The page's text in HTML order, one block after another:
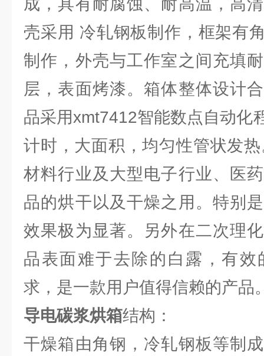
成，具有耐腐蚀、耐高温，高
壳采用 冷轧钢板制作，框架有
制作，外壳与工作室之间充填
层，表面烤漆。箱体整体设计
品采用xmt7412智能数点自动化
计时，大面积，均匀性管状发
材料行业及大型电子行业、医
品的烘干以及干燥之用。特别
效果极为显著。另外在二次理
品表面难于去除的白露，有
求，是一款用户值得信赖的产品
导电碳浆烘箱结构：
干燥箱由角钢，冷轧钢板等制